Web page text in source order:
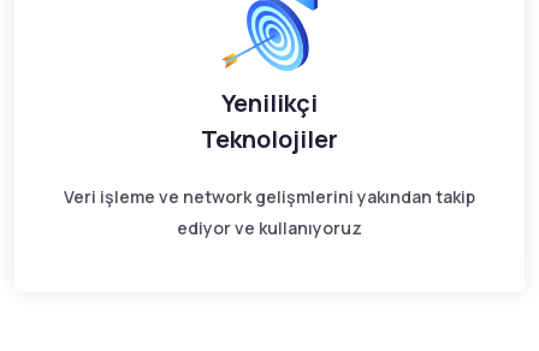
Yenilikçi
Teknolojiler
Veri işleme ve network gelişmlerini yakından takip
ediyor ve kullanıyoruz